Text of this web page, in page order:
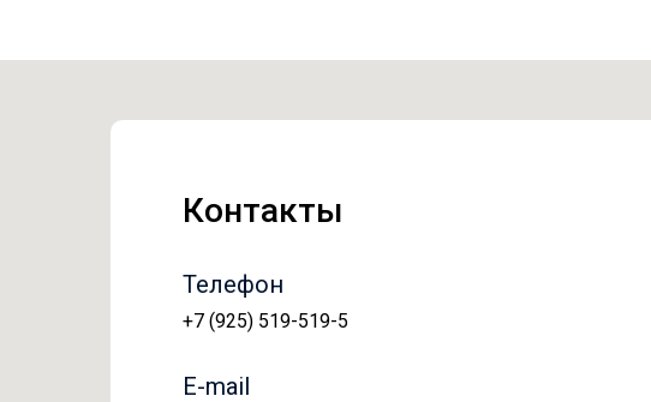
Контакты
Телефон
+7 (925) 519-519-5
E-mail